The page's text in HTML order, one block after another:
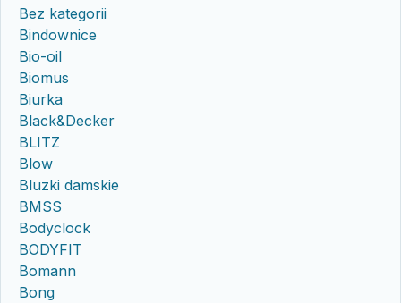
Bez kategorii
Bindownice
Bio-oil
Biomus
Biurka
Black&Decker
BLITZ
Blow
Bluzki damskie
BMSS
Bodyclock
BODYFIT
Bomann
Bong